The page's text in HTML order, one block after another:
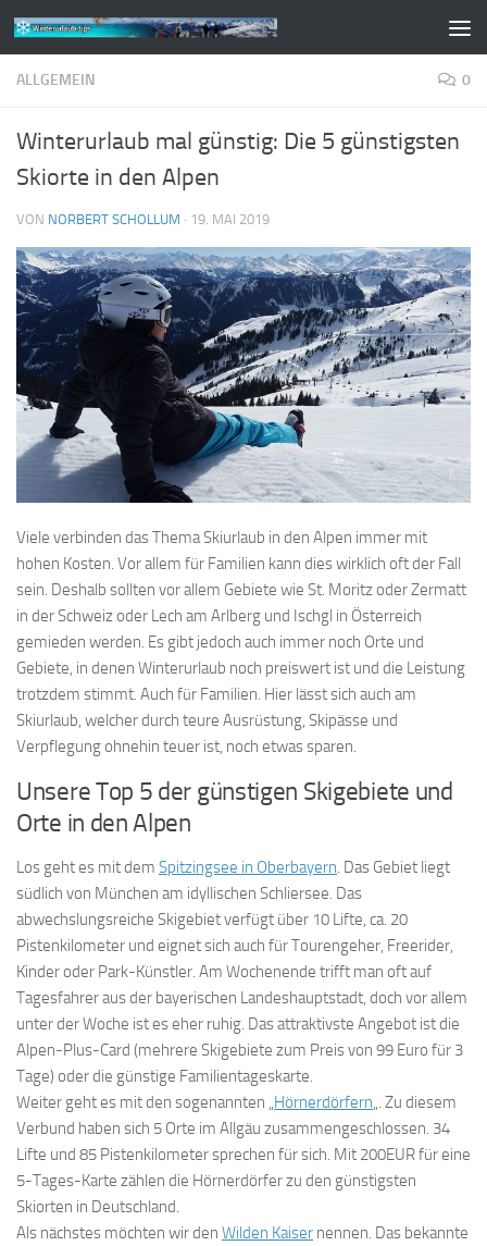
Zum Inhalt springen
ALLGEMEIN 0
Winterurlaub mal günstig: Die 5 günstigsten
Skiorte in den Alpen
VON NORBERT SCHOLLUM · 19. MAI 2019
Viele verbinden das Thema Skiurlaub in den Alpen immer mit
hohen Kosten. Vor allem für Familien kann dies wirklich oft der Fall
sein. Deshalb sollten vor allem Gebiete wie St. Moritz oder Zermatt
in der Schweiz oder Lech am Arlberg und Ischgl in Österreich
gemieden werden. Es gibt jedoch auch immer noch Orte und
Gebiete, in denen Winterurlaub noch preiswert ist und die Leistung
trotzdem stimmt. Auch für Familien. Hier lässt sich auch am
Skiurlaub, welcher durch teure Ausrüstung, Skipässe und
Verpflegung ohnehin teuer ist, noch etwas sparen.
Unsere Top 5 der günstigen Skigebiete und
Orte in den Alpen
Los geht es mit dem Spitzingsee in Oberbayern. Das Gebiet liegt
südlich von München am idyllischen Schliersee. Das
abwechslungsreiche Skigebiet verfügt über 10 Lifte, ca. 20
Pistenkilometer und eignet sich auch für Tourengeher, Freerider,
Kinder oder Park-Künstler. Am Wochenende trifft man oft auf
Tagesfahrer aus der bayerischen Landeshauptstadt, doch vor allem
unter der Woche ist es eher ruhig. Das attraktivste Angebot ist die
Alpen-Plus-Card (mehrere Skigebiete zum Preis von 99 Euro für 3
Tage) oder die günstige Familientageskarte.
Weiter geht es mit den sogenannten „Hörnerdörfern„. Zu diesem
Verbund haben sich 5 Orte im Allgäu zusammengeschlossen. 34
Lifte und 85 Pistenkilometer sprechen für sich. Mit 200EUR für eine
5-Tages-Karte zählen die Hörnerdörfer zu den günstigsten
Skiorten in Deutschland.
Als nächstes möchten wir den Wilden Kaiser nennen. Das bekannte